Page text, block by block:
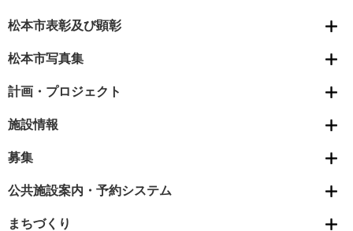
松本市表彰及び顕彰
松本市写真集
計画・プロジェクト
施設情報
募集
公共施設案内・予約システム
まちづくり